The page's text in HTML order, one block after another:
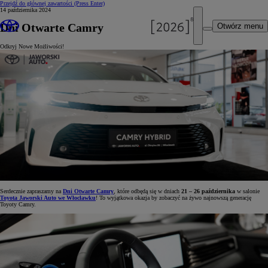
Przejdź do głównej zawartości (Press Enter)
Otwórz menu
14 października 2024
Dni Otwarte Camry
Odkryj Nowe Możliwości!
Serdecznie zapraszamy na Dni Otwarte Camry , które odbędą się w dniach 21 – 26 października w salonie
Toyota Jaworski Auto we Włocławku! To wyjątkowa okazja by zobaczyć na żywo najnowszą generację
Toyoty Camry.